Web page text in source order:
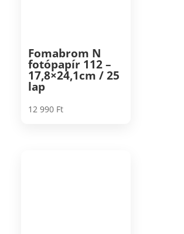
Fomabrom N
fotópapír 112 –
17,8×24,1cm / 25
lap
12 990 Ft